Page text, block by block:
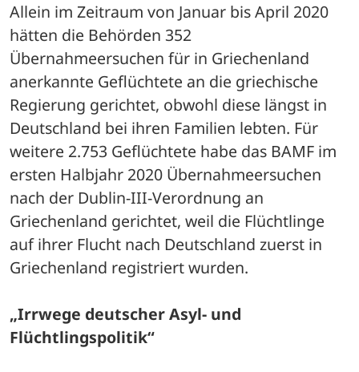
Allein im Zeitraum von Januar bis April 2020
hätten die Behörden 352
Übernahmeersuchen für in Griechenland
anerkannte Geflüchtete an die griechische
Regierung gerichtet, obwohl diese längst in
Deutschland bei ihren Familien lebten. Für
weitere 2.753 Geflüchtete habe das BAMF im
ersten Halbjahr 2020 Übernahmeersuchen
nach der Dublin-III-Verordnung an
Griechenland gerichtet, weil die Flüchtlinge
auf ihrer Flucht nach Deutschland zuerst in
Griechenland registriert wurden.
„Irrwege deutscher Asyl- und
Flüchtlingspolitik“